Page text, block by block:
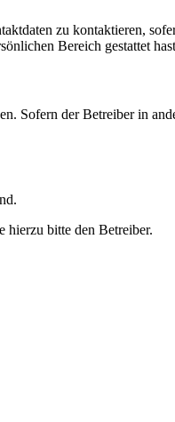
zu kontaktieren,
Bereich gestattet
Sofern der Betreiber in
hierzu bitte den Betreiber.